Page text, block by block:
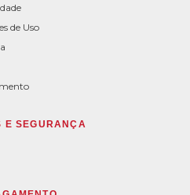
de Uso
E SEGURANÇA